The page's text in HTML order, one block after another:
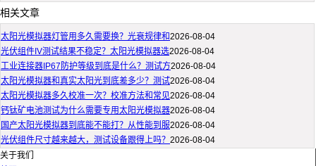
相关文章
太阳光模拟器灯管用多久需要换？光衰规律和2026-08-04
光伏组件IV测试结果不稳定？太阳光模拟器选2026-08-04
工业连接器IP67防护等级到底是什么？测试方2026-08-04
太阳光模拟器和真实太阳光到底差多少？测试2026-08-04
太阳光模拟器多久校准一次？校准方法和常见2026-08-04
钙钛矿电池测试为什么需要专用太阳光模拟器2026-08-04
国产太阳光模拟器到底能不能打？从性能到服2026-08-04
光伏组件尺寸越来越大，测试设备跟得上吗？ 2026-08-04
关于我们